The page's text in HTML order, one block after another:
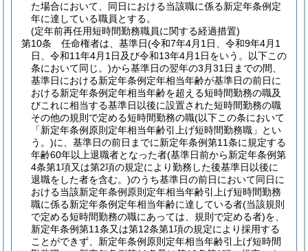
た場合において、同日における当該職に係る新定年条例定
年に達している職員とする。
(定年前再任用短時間勤務職員に関する経過措置)
第10条
任命権者は、基準日(令和7年4月1日、令和9年4月1
日、令和11年4月1日及び令和13年4月1日をいう。以下この
条において同じ。)から基準日の翌年の3月31日までの間、
基準日における新定年条例定年相当年齢が基準日の前日に
おける新定年条例定年相当年齢を超える短時間勤務の職及
びこれに相当する基準日以後に設置された短時間勤務の職
その他の規則で定める短時間勤務の職(以下この条において
「新定年条例原則定年相当年齢引上げ短時間勤務職」とい
う。)に、基準日の前日までに新定年条例第11条に規定する
年齢60年以上退職者となった者(基準日前から新定年条例第
4条第1項又は第2項の規定により勤務した後基準日以後に
退職をした者を含む。)のうち基準日の前日において同日に
おける当該新定年条例原則定年相当年齢引上げ短時間勤務
職に係る新定年条例定年相当年齢に達している者(当該規則
で定める短時間勤務の職にあっては、規則で定める者)を、
新定年条例第11条又は第12条第1項の規定により採用する
ことができず、新定年条例原則定年相当年齢引上げ短時間